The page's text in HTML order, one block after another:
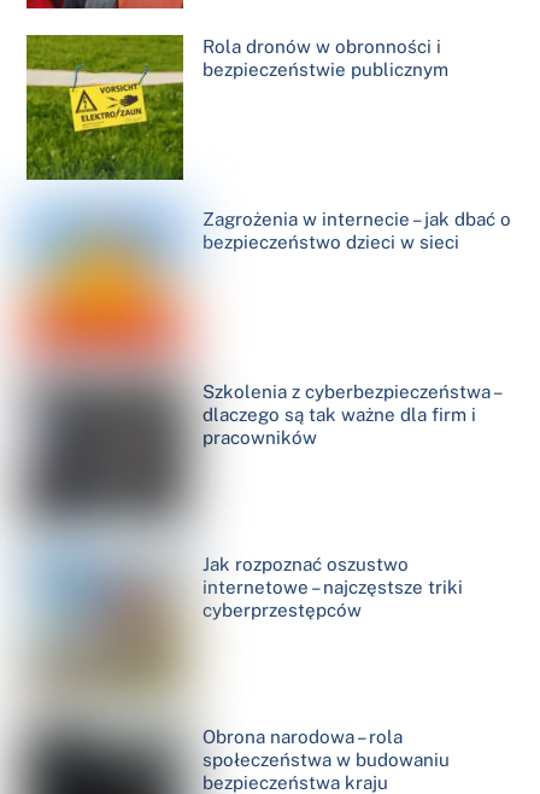
Rola dronów w obronności i
bezpieczeństwie publicznym
Zagrożenia w internecie – jak dbać o
bezpieczeństwo dzieci w sieci
Szkolenia z cyberbezpieczeństwa –
dlaczego są tak ważne dla firm i
pracowników
Jak rozpoznać oszustwo
internetowe – najczęstsze triki
cyberprzestępców
Obrona narodowa – rola
społeczeństwa w budowaniu
bezpieczeństwa kraju